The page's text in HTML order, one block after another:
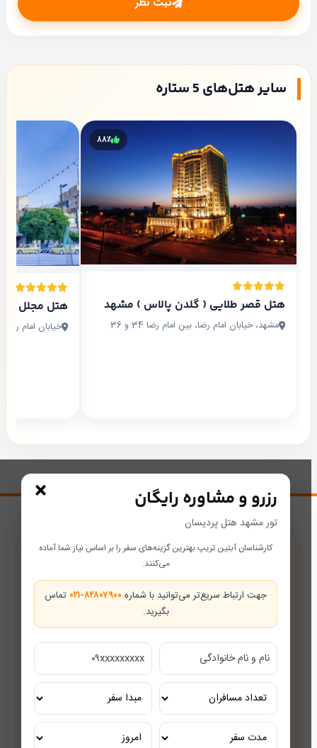
سایر هتل‌های 5 ستاره
۸۸٪
هتل قصر طلایی ( گلدن پالاس ) مشهد
مشهد، خیابان امام رضا، بین امام رضا 34 و 36
هتل مجلل
خیابان امام رضا
رزرو و مشاوره رایگان
تور مشهد هتل پردیسان
کارشناسان آبتین تریپ بهترین گزینه‌های سفر را بر اساس نیاز شما آماده
می‌کنند.
جهت ارتباط سریع‌تر می‌توانید با شماره ۰۲۱-۸۲۸۰۷۹۰۰ تماس
بگیرید.
×
پشتیبانی در طول سفر
همراه شما از رزرو تا بازگشت
تضمین بهترین قیمت
قیمت‌های رقابتی
مشاوره رایگان
کارشناسان مجرب گردشگری
تور ریلی اختصاصی
تجربه‌ای لوکس و به‌یادماندنی